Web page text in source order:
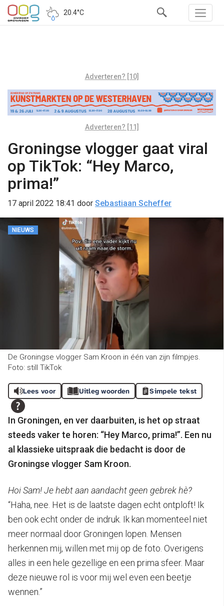
20.4°C
Adverteren? [10]
Adverteren? [11]
Groningse vlogger gaat viral
op TikTok: “Hey Marco,
prima!”
17 april 2022 18:41 door Sebastiaan Scheffer
NIEUWS
De Groningse vlogger Sam Kroon in één van zijn filmpjes.
Foto: still TikTok
Lees voor Uitleg woorden Simpele tekst
In Groningen, en ver daarbuiten, is het op straat
steeds vaker te horen: “Hey Marco, prima!”. Een nu
al klassieke uitspraak die bedacht is door de
Groningse vlogger Sam Kroon.
Hoi Sam! Je hebt aan aandacht geen gebrek hè?
“Haha, nee. Het is de laatste dagen echt ontploft! Ik
ben ook echt onder de indruk. Ik kan momenteel niet
meer normaal door Groningen lopen. Mensen
herkennen mij, willen met mij op de foto. Overigens
alles in een hele gezellige en een prima sfeer. Maar
deze nieuwe rol is voor mij wel even een beetje
wennen.”